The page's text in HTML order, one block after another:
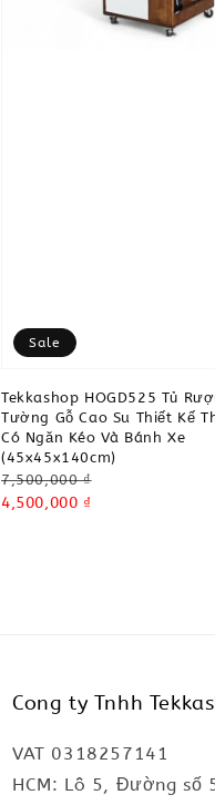
Sale
Tekkashop HOGD525 Tủ
Tường Gỗ Cao Su Thiết Kế
Có Ngăn Kéo Và Bánh Xe
(45x45x140cm)
Regular
price
7,500,000 ₫
Sale
4,500,000 ₫
Cong ty Tnhh
VAT 0318257141
HCM: Lô 5, Đường số